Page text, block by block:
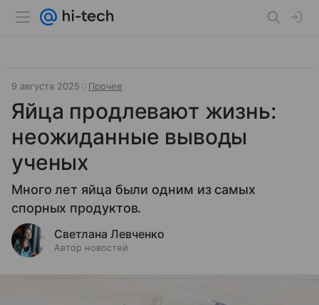
9 августа 2025 Прочее
Яйца продлевают жизнь:
неожиданные выводы
ученых
Много лет яйца были одним из самых
спорных продуктов.
Светлана Левченко
Автор новостей